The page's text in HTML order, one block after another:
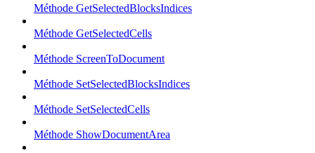
Méthode GetSelectedBlocksIndices
Méthode GetSelectedCells
Méthode ScreenToDocument
Méthode SetSelectedBlocksIndices
Méthode SetSelectedCells
Méthode ShowDocumentArea